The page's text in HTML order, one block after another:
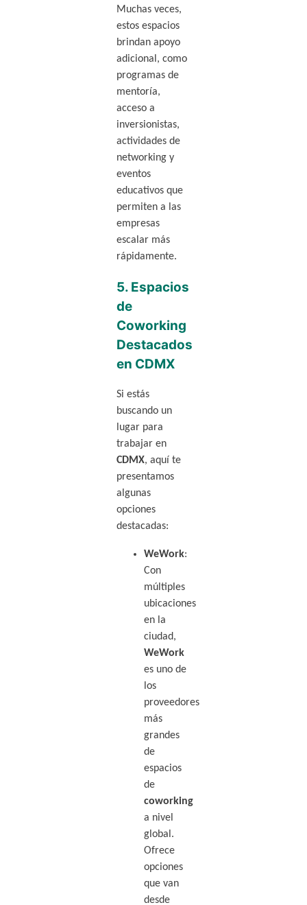
Muchas veces,
estos espacios
brindan apoyo
adicional, como
programas de
mentoría,
acceso a
inversionistas,
actividades de
networking y
eventos
educativos que
permiten a las
empresas
escalar más
rápidamente.
5. Espacios
de
Coworking
Destacados
en CDMX
Si estás
buscando un
lugar para
trabajar en
CDMX, aquí te
presentamos
algunas
opciones
destacadas:
WeWork:
Con
múltiples
ubicaciones
en la
ciudad,
WeWork
es uno de
los
proveedores
más
grandes
de
espacios
de
coworking
a nivel
global.
Ofrece
opciones
que van
desde